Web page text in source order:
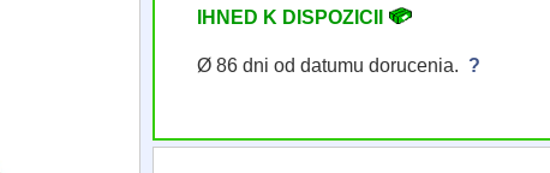
IHNED K DISPOZICII
Ø 86 dni od datumu dorucenia. ?